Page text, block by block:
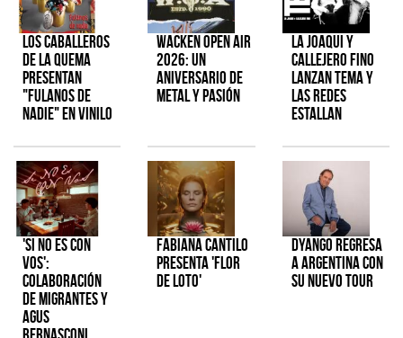
Los Caballeros
de la Quema
presentan
"Fulanos de
Nadie" en vinilo
Wacken Open Air
2026: Un
aniversario de
metal y pasión
La Joaqui y
Callejero Fino
lanzan tema y
las redes
estallan
'Si No Es Con
Vos':
colaboración
de Migrantes y
Agus
Fabiana Cantilo
presenta 'Flor
de Loto'
Dyango regresa
a Argentina con
su nuevo tour